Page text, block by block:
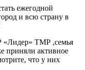
ежегодной
и всю страну в
ТМР ,семья
приняли активное
что у них